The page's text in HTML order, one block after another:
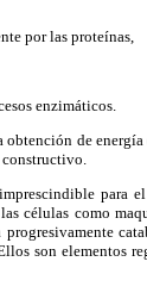
por las proteínas,
enzimáticos.
de
constructivo.
células como
son elementos